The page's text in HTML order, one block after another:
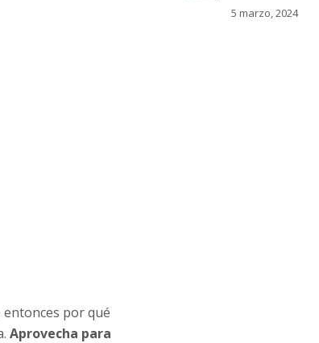
entonces por qué
Aprovecha para
5 marzo, 2024